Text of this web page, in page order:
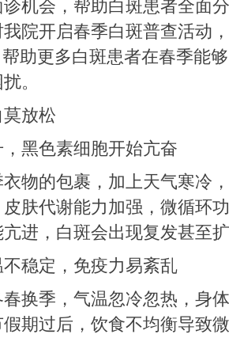
机会，帮助白斑患者全面
院开启春季白斑普查活动
助更多白斑患者在春季能
。
放松
色素细胞开始亢奋
的包裹，加上天气寒冷，
肤代谢能力加强，微循环
进，白斑会出现复发甚至
定，免疫力易紊乱
季，气温忽冷忽热，身体
期过后，饮食不均衡导致